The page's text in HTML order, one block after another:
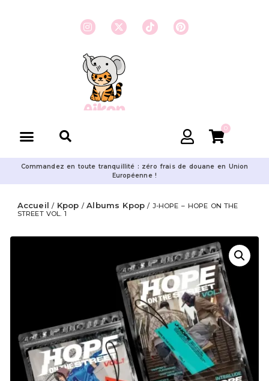
0
Commandez en toute tranquillité : zéro frais de douane en Union
Européenne !
Accueil / Kpop /Albums Kpop/ J-HOPE – HOPE ON THE
STREET VOL. 1